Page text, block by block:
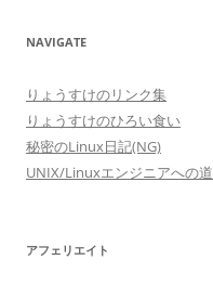
NAVIGATE
りょうすけのリンク集
りょうすけのひろい食い
秘密のLinux日記(NG)
UNIX/Linuxエンジニアへの道
アフェリエイト